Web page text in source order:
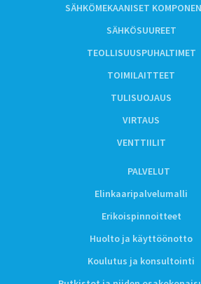
SÄHKÖMEKAANISET
SÄHKÖSUUREET
TEOLLISUUSPUHALTIMET
TOIMILAITTEET
TULISUOJAUS
VIRTAUS
VENTTIILIT
PALVELUT
Elinkaaripalvelumalli
Erikoispinnoitteet
Huolto ja käyttöönotto
Koulutus ja konsultointi